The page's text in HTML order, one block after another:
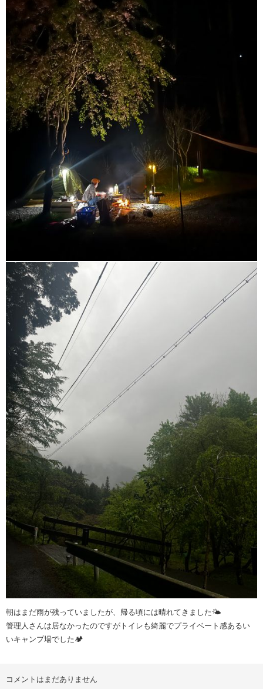
朝はまだ雨が残っていましたが、帰る頃には晴れてきました🌤️
管理人さんは居なかったのですがトイレも綺麗でプライベート感あるい
いキャンプ場でした🏕️
コメントはまだありません